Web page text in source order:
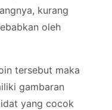
kurang
oleh
tersebut maka
gambaran
yang cocok